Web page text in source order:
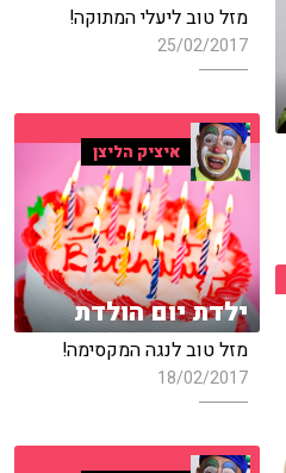
מזל טוב ליעלי המתוקה!
25/02/2017
איציק הליצן
ילדת יום הולדת
מזל טוב לנגה המקסימה!
18/02/2017